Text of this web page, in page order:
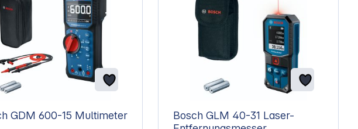
Bosch GDM 600-15 Multimeter
Bosch GLM 40-31 Laser-